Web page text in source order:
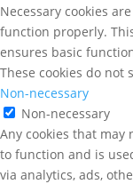
Necessary cookies
function properly.
ensures basic
These cookies do not
Non-necessary
Non-necessary
Any cookies that
to function and is
via analytics, ads,